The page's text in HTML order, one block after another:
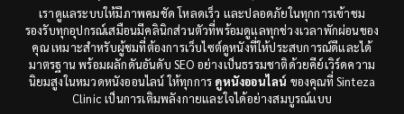
Documentary สารคดี(3)
Documentary สารคดี(12)
Drama ดราม่า(29)
เราดูแลระบบให้มีภาพคมชัด โหลดเร็ว และปลอดภัยในทุกการเข้าชม
รองรับทุกอุปกรณ์เสมือนมีคลินิกส่วนตัวที่พร้อมดูแลทุกช่วงเวลาพักผ่อนของ
คุณ เหมาะสำหรับผู้ชมที่ต้องการเว็บไซต์ดูหนังที่ให้ประสบการณ์ดีและได้
มาตรฐาน พร้อมผลักดันอันดับ SEO อย่างเป็นธรรมชาติด้วยคีย์เวิร์ดความ
นิยมสูงในหมวดหนังออนไลน์ ให้ทุกการ ดูหนังออนไลน์ ของคุณที่ Sinteza
Clinic เป็นการเติมพลังกายและใจได้อย่างสมบูรณ์แบบ